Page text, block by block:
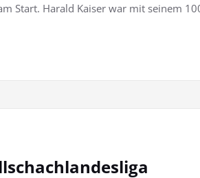
Start. Harald Kaiser war mit seinem